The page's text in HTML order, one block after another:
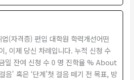
(자격증) 편입 대학원 학력개선어떤
, 이제 당신 차례입니다. 누적 신청 수
일 잔여 신청 수 0 명 진학율 % About
음’ 혹은 ‘단계’첫 걸음 떼기 전 목표, 방